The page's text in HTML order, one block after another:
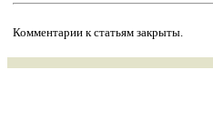
Комментарии к статьям закрыты.